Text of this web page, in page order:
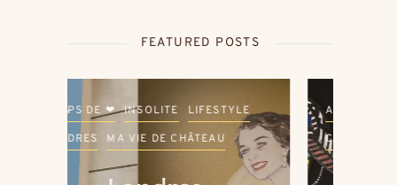
FEATURED POSTS
ARTISTES - PEINTRES
BRETAGNE
COUPS DE ❤
INSOLITE